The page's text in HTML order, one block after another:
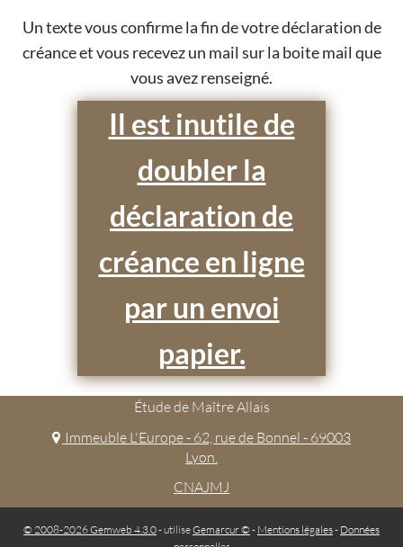
Un texte vous confirme la fin de votre déclaration de
créance et vous recevez un mail sur la boite mail que
vous avez renseigné.
Il est inutile de
doubler la
déclaration de
créance en ligne
par un envoi
papier.
Étude de Maître Allais
Immeuble L'Europe - 62, rue de Bonnel - 69003
Lyon.
CNAJMJ
© 2008-2026 Gemweb 4.3.0- utiliseGemarcur © - Mentions légales- Données